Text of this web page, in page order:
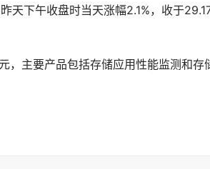
天下午收盘时当天涨幅2.1%，收于
主要产品包括存储应用性能监测和存